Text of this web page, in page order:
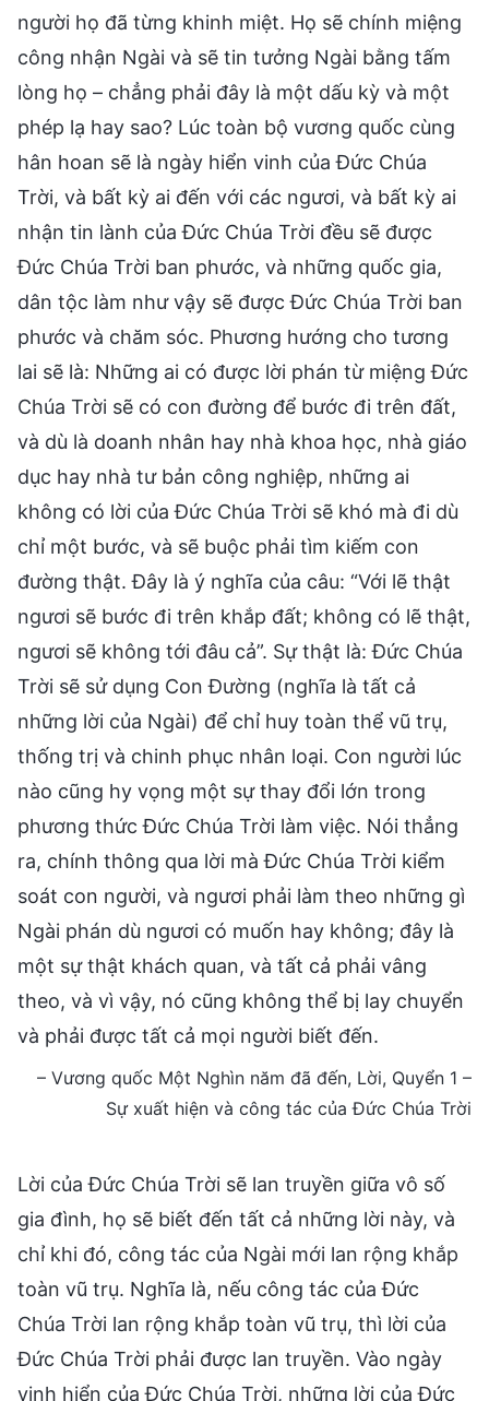
người họ đã từng khinh miệt. Họ sẽ chính miệng
công nhận Ngài và sẽ tin tưởng Ngài bằng tấm
lòng họ – chẳng phải đây là một dấu kỳ và một
phép lạ hay sao? Lúc toàn bộ vương quốc cùng
hân hoan sẽ là ngày hiển vinh của Đức Chúa
Trời, và bất kỳ ai đến với các ngươi, và bất kỳ ai
nhận tin lành của Đức Chúa Trời đều sẽ được
Đức Chúa Trời ban phước, và những quốc gia,
dân tộc làm như vậy sẽ được Đức Chúa Trời ban
phước và chăm sóc. Phương hướng cho tương
lai sẽ là: Những ai có được lời phán từ miệng Đức
Chúa Trời sẽ có con đường để bước đi trên đất,
và dù là doanh nhân hay nhà khoa học, nhà giáo
dục hay nhà tư bản công nghiệp, những ai
không có lời của Đức Chúa Trời sẽ khó mà đi dù
chỉ một bước, và sẽ buộc phải tìm kiếm con
đường thật. Đây là ý nghĩa của câu: “Với lẽ thật
ngươi sẽ bước đi trên khắp đất; không có lẽ thật,
ngươi sẽ không tới đâu cả”. Sự thật là: Đức Chúa
Trời sẽ sử dụng Con Đường (nghĩa là tất cả
những lời của Ngài) để chỉ huy toàn thể vũ trụ,
thống trị và chinh phục nhân loại. Con người lúc
nào cũng hy vọng một sự thay đổi lớn trong
phương thức Đức Chúa Trời làm việc. Nói thẳng
ra, chính thông qua lời mà Đức Chúa Trời kiểm
soát con người, và ngươi phải làm theo những gì
Ngài phán dù ngươi có muốn hay không; đây là
một sự thật khách quan, và tất cả phải vâng
theo, và vì vậy, nó cũng không thể bị lay chuyển
và phải được tất cả mọi người biết đến.
– Vương quốc Một Nghìn năm đã đến, Lời, Quyển 1 –
Sự xuất hiện và công tác của Đức Chúa Trời
Lời của Đức Chúa Trời sẽ lan truyền giữa vô số
gia đình, họ sẽ biết đến tất cả những lời này, và
chỉ khi đó, công tác của Ngài mới lan rộng khắp
toàn vũ trụ. Nghĩa là, nếu công tác của Đức
Chúa Trời lan rộng khắp toàn vũ trụ, thì lời của
Đức Chúa Trời phải được lan truyền. Vào ngày
vinh hiển của Đức Chúa Trời, những lời của Đức